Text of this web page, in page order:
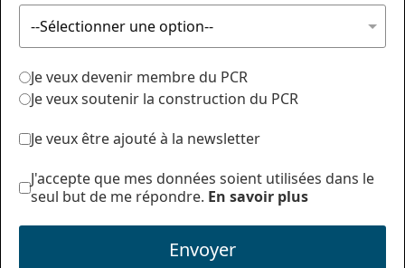
Je veux devenir membre du PCR
Je veux soutenir la construction du PCR
Je veux être ajouté à la newsletter
J'accepte que mes données soient utilisées dans le
seul but de me répondre. En savoir plus
Envoyer